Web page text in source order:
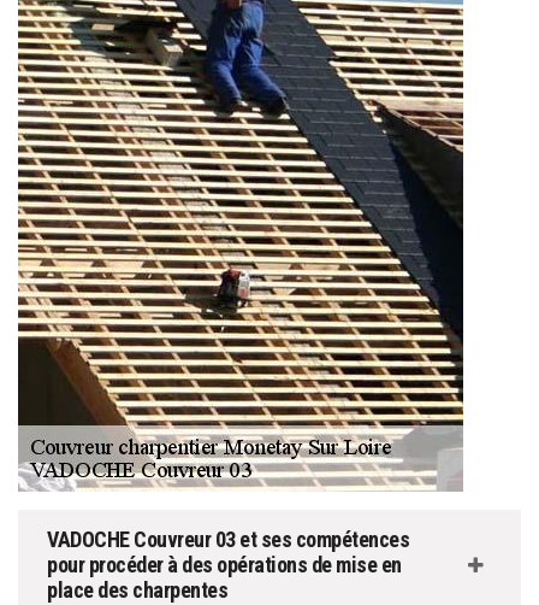
VADOCHE Couvreur 03 et ses compétences
pour procéder à des opérations de mise en
place des charpentes